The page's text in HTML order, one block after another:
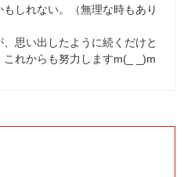
しれない。（無理な時もあり
思い出したように続くだけと
れからも努力しますm(_ _)m